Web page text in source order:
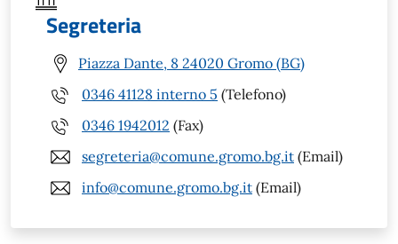
Segreteria
Piazza Dante, 8 24020 Gromo (BG)
0346 41128 interno 5 (Telefono)
0346 1942012 (Fax)
segreteria@comune.gromo.bg.it (Email)
info@comune.gromo.bg.it (Email)